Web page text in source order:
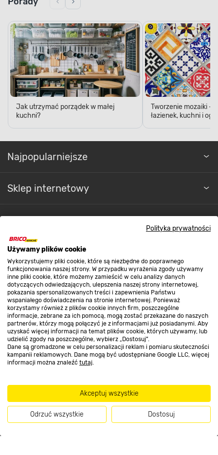
Polityka prywatności
Używamy plików cookie
Wykorzystujemy pliki cookie, które są niezbędne do poprawnego
funkcjonowania naszej strony. W przypadku wyrażenia zgody używamy
inne pliki cookie, które możemy zamieścić w celu analizy danych
dotyczących odwiedzających, ulepszenia naszej strony internetowej,
pokazania spersonalizowanych treści i zapewnienia Państwu
wspaniałego doświadczenia na stronie internetowej. Ponieważ
korzystamy również z plików cookie innych firm, poszczególne
informacje, zebrane za ich pomocą, mogą zostać przekazane do naszych
partnerów, którzy mogą połączyć je z informacjami już posiadanymi. Aby
uzyskać więcej informacji na temat plików cookie, których używamy, lub
udzielić zgody na poszczególne, wybierz „Dostosuj”.
Dane są gromadzone w celu personalizacji reklam i pomiaru skuteczności
kampanii reklamowych. Dane mogą być udostępniane Google LLC, więcej
informacji można znaleźć tutaj.
Akceptuj wszystkie
Odrzuć wszystkie Dostosuj
Jak utrzymać porządek w małej
kuchni?
Tworzenie mozaiki -
łazienek, kuchni i
Najpopularniejsze
Sklep internetowy
Regulaminy
Promocje
Nasze sklepy
O nas
Kontakt do sklepu
Dołącz do nas